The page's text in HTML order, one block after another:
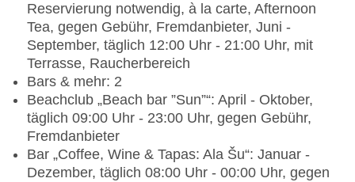
Reservierung notwendig, à la carte, Afternoon
Tea, gegen Gebühr, Fremdanbieter, Juni -
September, täglich 12:00 Uhr - 21:00 Uhr, mit
Terrasse, Raucherbereich
Bars & mehr: 2
Beachclub „Beach bar ”Sun”“: April - Oktober,
täglich 09:00 Uhr - 23:00 Uhr, gegen Gebühr,
Fremdanbieter
Bar „Coffee, Wine & Tapas: Ala Šu“: Januar -
Dezember, täglich 08:00 Uhr - 00:00 Uhr, gegen